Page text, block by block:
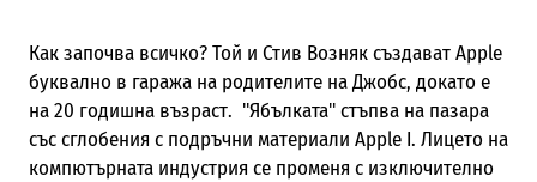
Как започва всичко? Той и Стив Возняк създават Apple
буквално в гаража на родителите на Джобс, докато е
на 20 годишна възраст. "Ябълката" стъпва на пазара
със сглобения с подръчни материали Apple I. Лицето на
компютърната индустрия се променя с изключително